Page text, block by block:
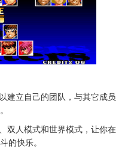
立自己的团队，与其它成员
人模式和世界模式，让你在
的快乐。